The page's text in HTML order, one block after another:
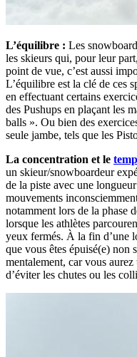
L’équilibre : Les
les skieurs qui, pour leur
point de vue, c’est aussi
L’équilibre est la clé de ces
en effectuant certains
des Pushups en plaçant les
balls ». Ou bien des
seule jambe, tels que les
La concentration et le
un skieur/snowboardeur
de la piste avec une
mouvements
notamment lors de la phase
lorsque les athlètes
yeux fermés. À la fin d’une
que vous êtes épuisé(e) non
mentalement, car vous
d’éviter les chutes ou les